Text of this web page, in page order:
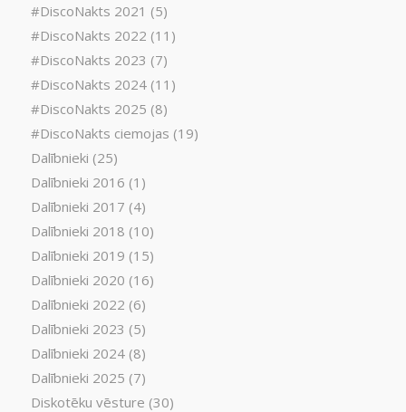
#DiscoNakts 2021 (5)
#DiscoNakts 2022 (11)
#DiscoNakts 2023 (7)
#DiscoNakts 2024(11)
#DiscoNakts 2025 (8)
#DiscoNakts ciemojas (19)
Dalībnieki (25)
Dalībnieki 2016 (1)
Dalībnieki 2017 (4)
Dalībnieki 2018 (10)
Dalībnieki 2019 (15)
Dalībnieki 2020 (16)
Dalībnieki 2022 (6)
Dalībnieki 2023 (5)
Dalībnieki 2024(8)
Dalībnieki 2025 (7)
Diskotēku vēsture (30)